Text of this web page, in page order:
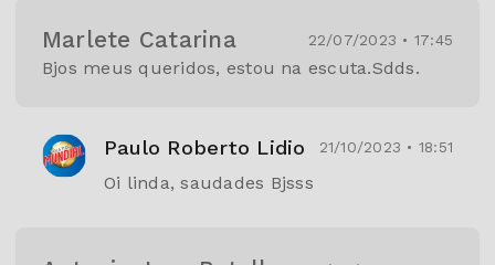
Bjos meus queridos, estou na escuta.Sdds.
Marlete Catarina 22/07/2023 • 17:45
Oi linda, saudades Bjsss
Paulo Roberto Lidio 21/10/2023 • 18:51